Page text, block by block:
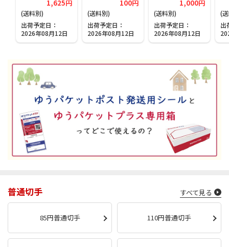
1,625円
(送料別)
出荷予定日
2026年08月12日
100円
(送料別)
出荷予定日
2026年08月12日
1,000円
(送料別)
出荷予定日
2026年08月12日
(
出
普通切手 すべて見る
85円普通切手 110円普通切手